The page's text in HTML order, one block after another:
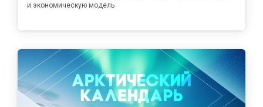
и экономическую модель